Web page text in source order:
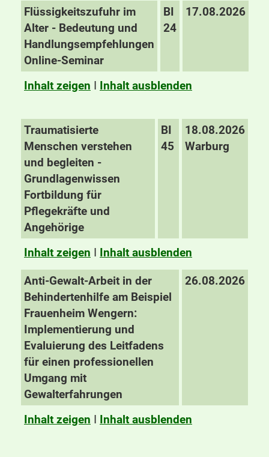
Flüssigkeitszufuhr im
Alter - Bedeutung und
Handlungsempfehlungen
Online-Seminar
BI
24
17.08.2026
Inhalt zeigen I Inhalt ausblenden
Traumatisierte
Menschen verstehen
und begleiten -
Grundlagenwissen
Fortbildung für
Pflegekräfte und
Angehörige
BI
45
18.08.2026
Warburg
Inhalt zeigen I Inhalt ausblenden
Anti-Gewalt-Arbeit in der
Behindertenhilfe am Beispiel
Frauenheim Wengern:
Implementierung und
Evaluierung des Leitfadens
für einen professionellen
Umgang mit
Gewalterfahrungen
26.08.2026
Inhalt zeigen I Inhalt ausblenden